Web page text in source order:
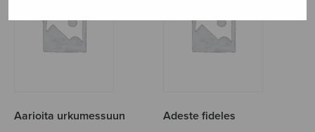
Aarioita urkumessuun Adeste fideles